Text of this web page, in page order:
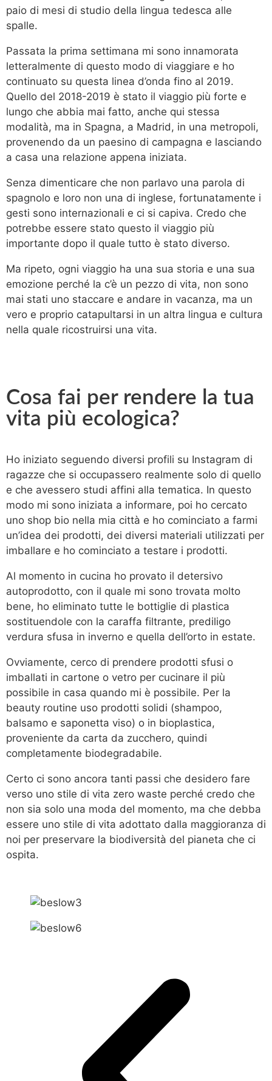
paio di mesi di studio della lingua tedesca alle
spalle.
Passata la prima settimana mi sono innamorata
letteralmente di questo modo di viaggiare e ho
continuato su questa linea d’onda fino al 2019.
Quello del 2018-2019 è stato il viaggio più forte e
lungo che abbia mai fatto, anche qui stessa
modalità, ma in Spagna, a Madrid, in una metropoli,
provenendo da un paesino di campagna e lasciando
a casa una relazione appena iniziata.
Senza dimenticare che non parlavo una parola di
spagnolo e loro non una di inglese, fortunatamente i
gesti sono internazionali e ci si capiva. Credo che
potrebbe essere stato questo il viaggio più
importante dopo il quale tutto è stato diverso.
Ma ripeto, ogni viaggio ha una sua storia e una sua
emozione perché la c’è un pezzo di vita, non sono
mai stati uno staccare e andare in vacanza, ma un
vero e proprio catapultarsi in un altra lingua e cultura
nella quale ricostruirsi una vita.
Cosa fai per rendere la tua
vita più ecologica?
Ho iniziato seguendo diversi profili su Instagram di
ragazze che si occupassero realmente solo di quello
e che avessero studi affini alla tematica. In questo
modo mi sono iniziata a informare, poi ho cercato
uno shop bio nella mia città e ho cominciato a farmi
un’idea dei prodotti, dei diversi materiali utilizzati per
imballare e ho cominciato a testare i prodotti.
Al momento in cucina ho provato il detersivo
autoprodotto, con il quale mi sono trovata molto
bene, ho eliminato tutte le bottiglie di plastica
sostituendole con la caraffa filtrante, prediligo
verdura sfusa in inverno e quella dell’orto in estate.
Ovviamente, cerco di prendere prodotti sfusi o
imballati in cartone o vetro per cucinare il più
possibile in casa quando mi è possibile. Per la
beauty routine uso prodotti solidi (shampoo,
balsamo e saponetta viso) o in bioplastica,
proveniente da carta da zucchero, quindi
completamente biodegradabile.
Certo ci sono ancora tanti passi che desidero fare
verso uno stile di vita zero waste perché credo che
non sia solo una moda del momento, ma che debba
essere uno stile di vita adottato dalla maggioranza di
noi per preservare la biodiversità del pianeta che ci
ospita.